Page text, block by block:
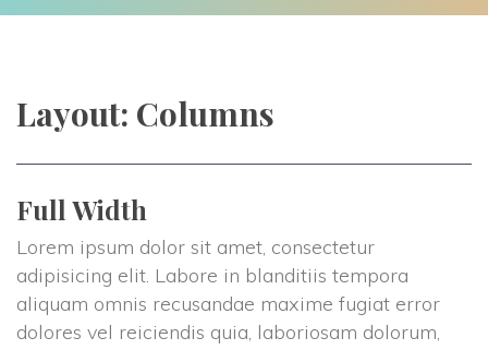
Layout: Column
Full Width
Lorem ipsum dolor sit amet, consectetur
adipisicing elit. Labore in blanditiis tempora
aliquam omnis recusandae maxime fugiat error
dolores vel reiciendis quia, laboriosam dolorum,